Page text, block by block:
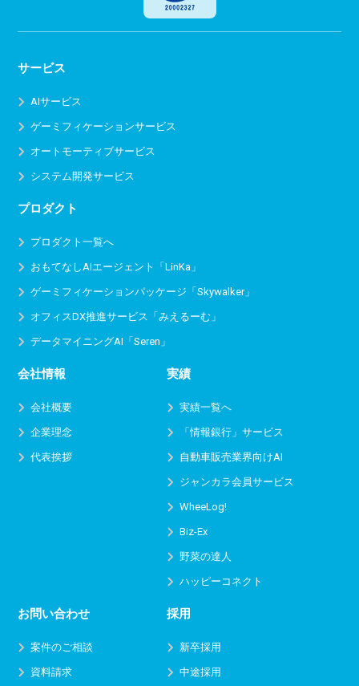
サービス
AIサービス
ゲーミフィケーションサービス
オートモーティブサービス
システム開発サービス
プロダクト
プロダクト一覧へ
おもてなしAIエージェント「LinKa」
ゲーミフィケーションパッケージ「Skywalker」
オフィスDX推進サービス 「みえるーむ」
データマイニングAI「Seren」
会社情報
会社概要
企業理念
代表挨拶
実績
実績一覧へ
「情報銀行」サービス
自動車販売業界向けAI
ジャンカラ会員サービス
WheeLog!
Biz-Ex
野菜の達人
ハッピーコネクト
お問い合わせ
案件のご相談
資料請求
採用
新卒採用
中途採用